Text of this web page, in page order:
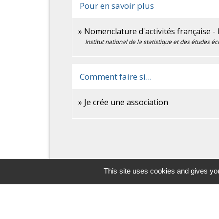
Pour en savoir plus
Nomenclature d'activités française -
Institut national de la statistique et des études
Comment faire si...
Je crée une association
This site uses cookies and gives